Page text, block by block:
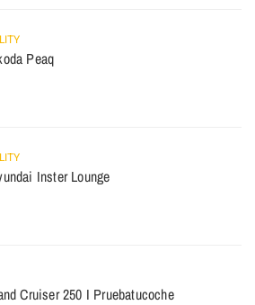
Peaq
Inster Lounge
Cruiser 250 I Pruebatucoche